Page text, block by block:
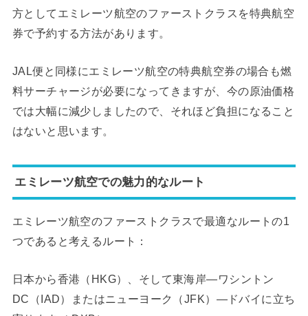
方としてエミレーツ航空のファーストクラスを特典航空
券で予約する方法があります。
JAL便と同様にエミレーツ航空の特典航空券の場合も燃
料サーチャージが必要になってきますが、今の原油価格
では大幅に減少しましたので、それほど負担になること
はないと思います。
エミレーツ航空での魅力的なルート
エミレーツ航空のファーストクラスで最適なルートの1
つであると考えるルート：
日本から香港（HKG）、そして東海岸—ワシントン
DC（IAD）またはニューヨーク（JFK）—ドバイに立ち